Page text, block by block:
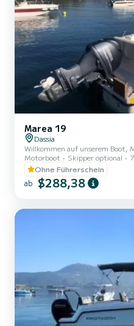
Marea 19
Dassia
Willkommen auf unserem Boot,
Motorboot
Skipper optional
Ohne Führerschein
ab $288,38